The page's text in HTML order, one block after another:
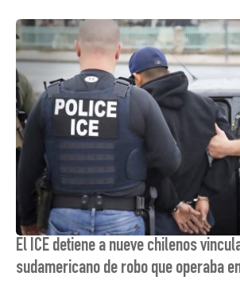
El ICE detiene a nueve chilenos
sudamericano de robo que operaba